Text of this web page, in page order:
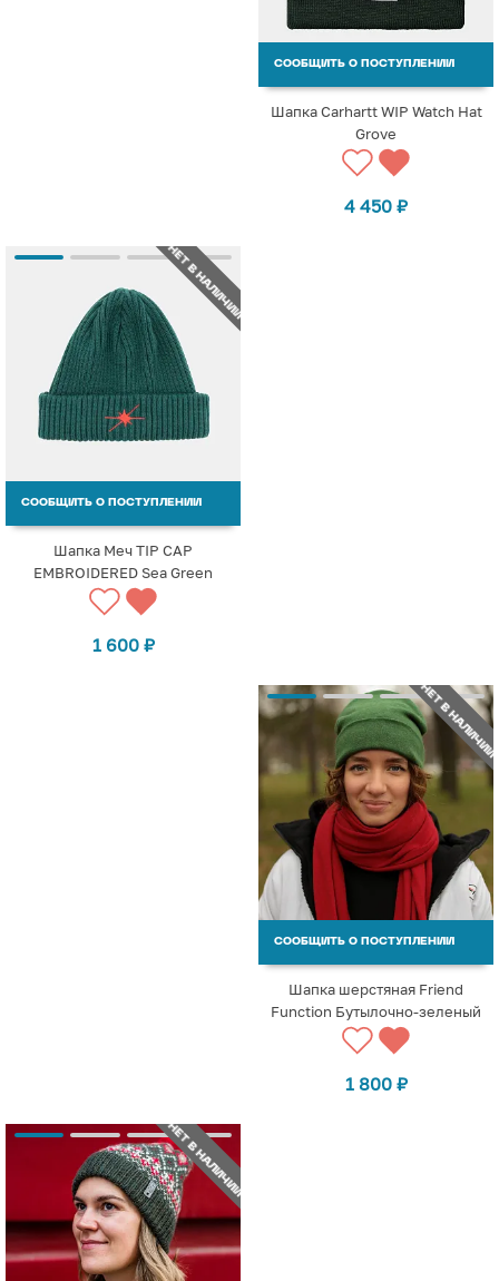
СООБЩИТЬ О ПОСТУПЛЕНИИ
Шапка Carhartt WIP Watch Hat
Grove
4 450 ₽
НЕТ В НАЛИЧИИ
СООБЩИТЬ О ПОСТУПЛЕНИИ
Шапка Меч TIP CAP
EMBROIDERED Sea Green
1 600 ₽
НЕТ В НАЛИЧИИ
СООБЩИТЬ О ПОСТУПЛЕНИИ
Шапка шерстяная Friend
Function Бутылочно-зеленый
1 800 ₽
НЕТ В НАЛИЧИИ